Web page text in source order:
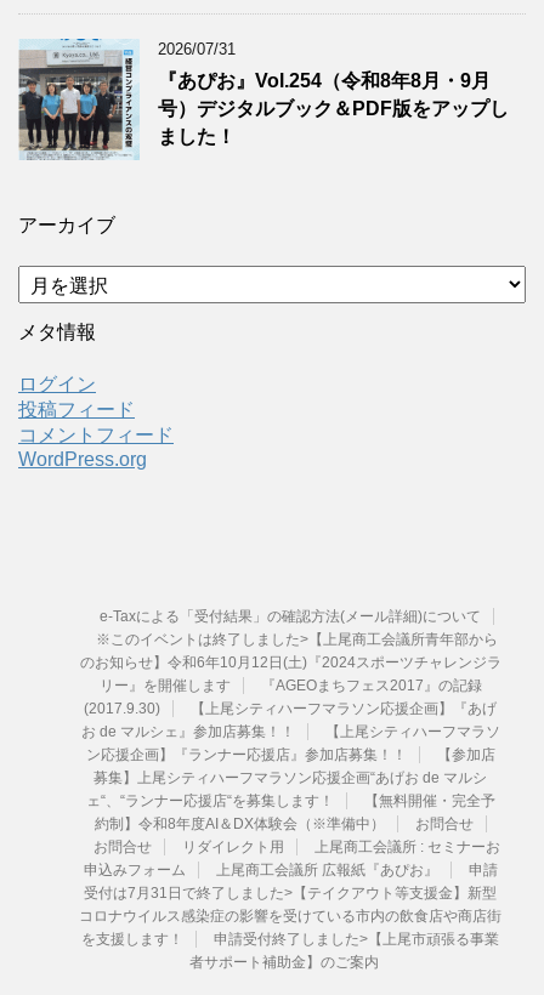
2026/07/31
『あぴお』Vol.254（令和8年8月・9月
号）デジタルブック＆PDF版をアップし
ました！
アーカイブ
ア
ー
カ
ブ
メタ情報
ログイン
投稿フィード
コメントフィード
WordPress.org
e-Taxによる「受付結果」の確認方法(メール詳細)について
※このイベントは終了しました>【上尾商工会議所青年部から
のお知らせ】令和6年10月12日(土)『2024スポーツチャレンジラ
リー』を開催します
『AGEOまちフェス2017』の記録
(2017.9.30)
【上尾シティハーフマラソン応援企画】『あげ
お de マルシェ』参加店募集！！
【上尾シティハーフマラソ
ン応援企画】『ランナー応援店』参加店募集！！
【参加店
募集】上尾シティハーフマラソン応援企画“あげお de マルシ
ェ“、“ランナー応援店“を募集します！
【無料開催・完全予
約制】令和8年度AI＆DX体験会（※準備中）
お問合せ
お問合せ
リダイレクト用
上尾商工会議所 : セミナーお
申込みフォーム
上尾商工会議所 広報紙『あぴお』
申請
受付は7月31日で終了しました>【テイクアウト等支援金】新型
コロナウイルス感染症の影響を受けている市内の飲食店や商店街
を支援します！
申請受付終了しました>【上尾市頑張る事業
者サポート補助金】のご案内